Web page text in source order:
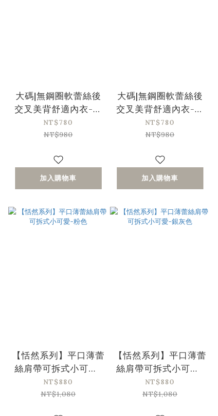
大碼|無鋼圈軟蕾絲後
交叉美背舒適內衣-紫
色
NT$780
NT$980
加入購物車
大碼|無鋼圈軟蕾絲後
交叉美背舒適內衣-灰
色
NT$780
NT$980
加入購物車
【恬然系列】平口薄蕾
絲肩帶可拆式小可愛-
粉色
NT$880
NT$1,080
【恬然系列】平口薄蕾
絲肩帶可拆式小可愛-
銀灰色
NT$880
NT$1,080